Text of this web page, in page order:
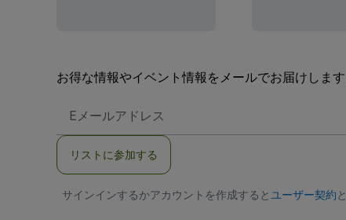
お得な情報やイベント情報をメールでお届けします
メ
ア
ス
リストに参加する
サインインするかアカウントを作成すると ユーザー契約と